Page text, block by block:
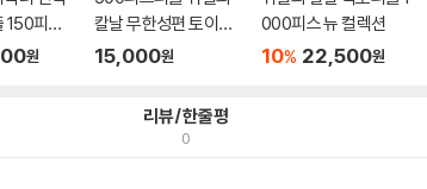
150피스
원
칼날 무한성편 토이앤
TPD05...
15,000원
000피스 뉴 컬렉션
10% 22,500원
리뷰/한줄평
0